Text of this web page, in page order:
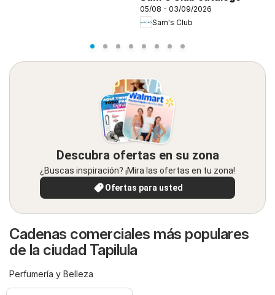
05/08 - 03/09/2026
Sam's Club
Descubra ofertas en su zona
¿Buscas inspiración? ¡Mira las ofertas en tu zona!
Ofertas para usted
Cadenas comerciales más populares
de la ciudad Tapilula
Perfumería y Belleza